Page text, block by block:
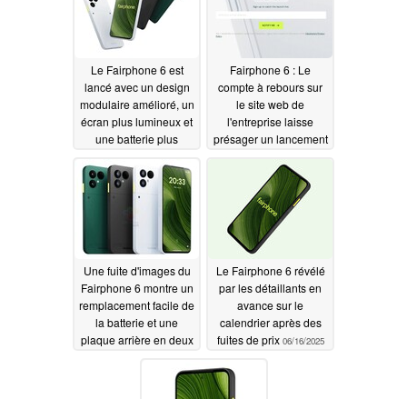
Le Fairphone 6 est
lancé avec un design
modulaire amélioré, un
écran plus lumineux et
une batterie plus
06/25/2025
Fairphone 6 : Le
compte à rebours sur
le site web de
l'entreprise laisse
présager un lancement
06/24/2025
Une fuite d'images du
Fairphone 6 montre un
remplacement facile de
la batterie et une
plaque arrière en deux
avant le lancement
Le Fairphone 6 révélé
par les détaillants en
avance sur le
calendrier après des
fuites de prix 06/16/2025